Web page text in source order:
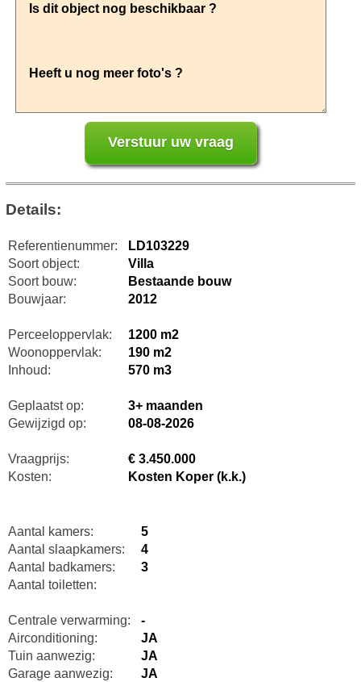
Details:
Referentienummer:
LD103229
Soort object:
Villa
Soort bouw:
Bestaande bouw
Bouwjaar:
2012
Perceeloppervlak:
1200 m2
Woonoppervlak:
190 m2
Inhoud:
570 m3
Geplaatst op:
3+ maanden
Gewijzigd op:
08-08-2026
Vraagprijs:
€ 3.450.000
Kosten:
Kosten Koper (k.k.)
Aantal kamers:
5
Aantal slaapkamers:
4
Aantal badkamers:
3
Aantal toiletten:
Centrale verwarming:
-
Airconditioning:
JA
Tuin aanwezig:
JA
Garage aanwezig:
JA